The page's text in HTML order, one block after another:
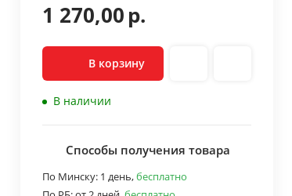
1 270,00р.
В корзину
В наличии
Способы получения товара
По Минску: 1 день,бесплатно